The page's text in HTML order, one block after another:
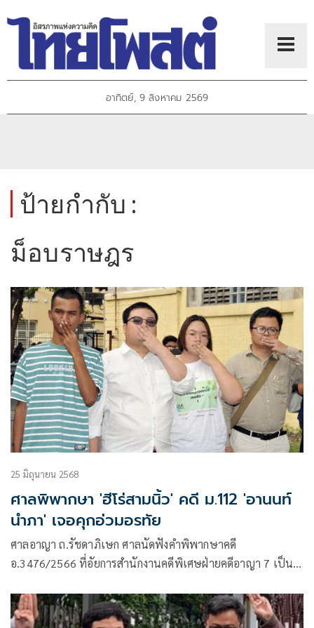
อาทิตย์, 9 สิงหาคม 2569
ป้ายกำกับ :
ม็อบราษฎร
25 มิถุนายน 2568
ศาลพิพากษา 'ฮีโร่สามนิ้ว' คดี ม.112 'อานนท์
นำภา' เจอคุกอ่วมอรทัย
ศาลอาญา ถ.รัชดาภิเษก ศาลนัดฟังคำพิพากษาคดี
อ.3476/2566 ที่อัยการสำนักงานคดีพิเศษฝ่ายคดีอาญา 7 เป็น
ราษฎร ,นายพริษฐ์ หรือ เพนกวิน ชิวารักษ์ อดีตแกนนำกลุ่ม
แนวร่วมธรรมศาสตร์